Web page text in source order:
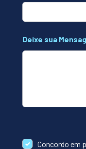
Deixe sua
Concordo em